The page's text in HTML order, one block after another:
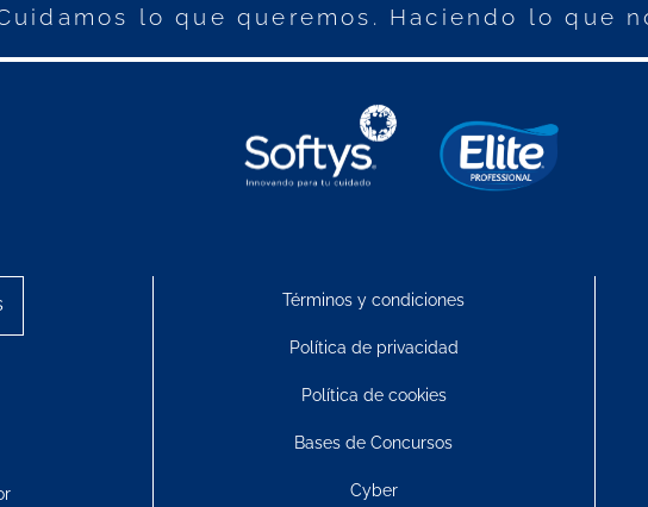
lo que queremos. Haciendo lo que
Términos y condiciones
Política de privacidad
Política de cookies
Bases de Concursos
Cyber